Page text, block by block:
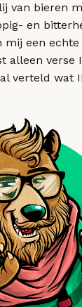
van bieren
en
mij een echte
verse
verteld wat